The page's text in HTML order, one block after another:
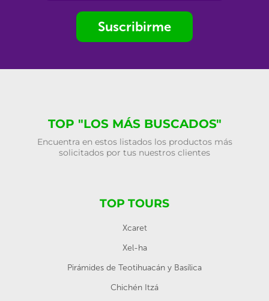
Suscribirme
TOP "LOS MÁS BUSCADOS"
Encuentra en estos listados los productos más
solicitados por tus nuestros clientes
TOP TOURS
Xcaret
Xel-ha
Pirámides de Teotihuacán y Basílica
Chichén Itzá